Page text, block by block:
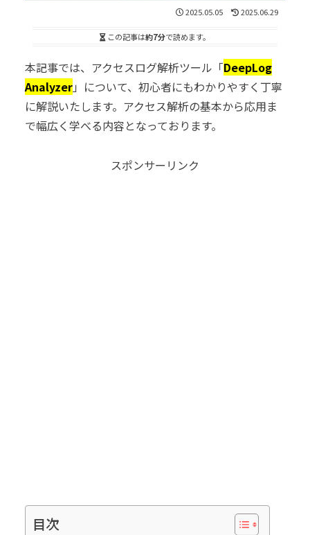
2025.05.05 2025.06.29
この記事は約7分で読めます。
本記事では、アクセスログ解析ツール「DeepLog
Analyzer」について、初心者にもわかりやすく丁寧
に解説いたします。アクセス解析の基本から応用ま
で幅広く学べる内容となっております。
スポンサーリンク
目次